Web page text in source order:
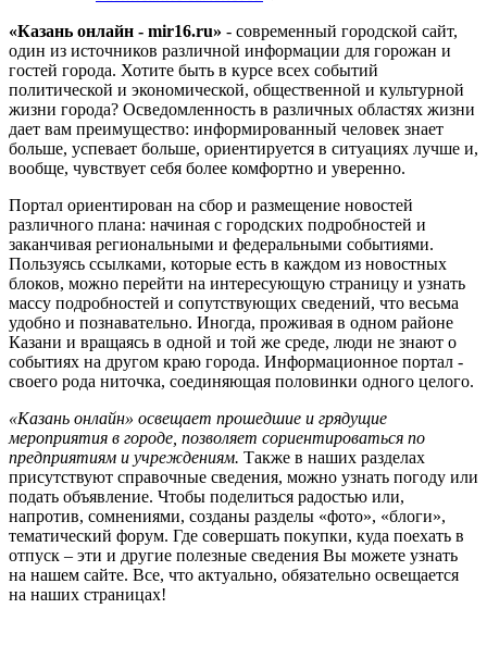
«Казань онлайн - mir16.ru» - современный городской сайт,
один из источников различной информации для горожан и
гостей города. Хотите быть в курсе всех событий
политической и экономической, общественной и культурной
жизни города? Осведомленность в различных областях жизни
дает вам преимущество: информированный человек знает
больше, успевает больше, ориентируется в ситуациях лучше и,
вообще, чувствует себя более комфортно и уверенно.
Портал ориентирован на сбор и размещение новостей
различного плана: начиная с городских подробностей и
заканчивая региональными и федеральными событиями.
Пользуясь ссылками, которые есть в каждом из новостных
блоков, можно перейти на интересующую страницу и узнать
массу подробностей и сопутствующих сведений, что весьма
удобно и познавательно. Иногда, проживая в одном районе
Казани и вращаясь в одной и той же среде, люди не знают о
событиях на другом краю города. Информационное портал -
своего рода ниточка, соединяющая половинки одного целого.
«Казань онлайн» освещает прошедшие и грядущие
мероприятия в городе, позволяет сориентироваться по
предприятиям и учреждениям. Также в наших разделах
присутствуют справочные сведения, можно узнать погоду или
подать объявление. Чтобы поделиться радостью или,
напротив, сомнениями, созданы разделы «фото», «блоги»,
тематический форум. Где совершать покупки, куда поехать в
отпуск – эти и другие полезные сведения Вы можете узнать
на нашем сайте. Все, что актуально, обязательно освещается
на наших страницах!